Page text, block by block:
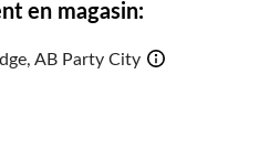
en magasin:
AB Party City